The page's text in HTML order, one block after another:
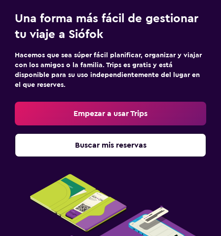
Una forma más fácil de gestionar
tu viaje a Siófok
Hacemos que sea súper fácil planificar, organizar y viajar
con los amigos o la familia. Trips es gratis y está
disponible para su uso independientemente del lugar en
el que reserves.
Empezar a usar Trips
Buscar mis reservas